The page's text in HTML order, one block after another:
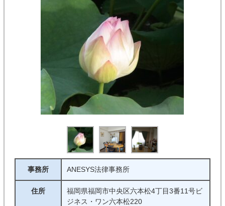
事務所 ANESYS法律事務所
住所
福岡県福岡市中央区六本松4丁目3番11号ビ
ジネス・ワン六本松220